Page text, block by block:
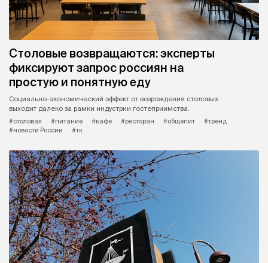
Столовые возвращаются: эксперты
фиксируют запрос россиян на
простую и понятную еду
Социально-экономический эффект от возрождения столовых
выходит далеко за рамки индустрии гостеприимства.
#столовая
#питание #кафе #ресторан #общепит
#тренд
#новости России
#тк